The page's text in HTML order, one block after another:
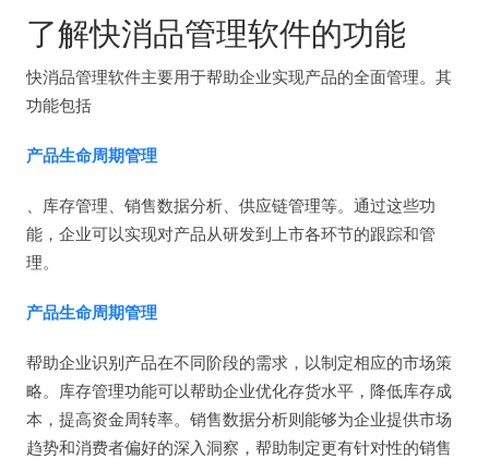
了解快消品管理软件的功能
快消品管理软件主要用于帮助企业实现产品的全面管理。其
功能包括
产品生命周期管理
、库存管理、销售数据分析、供应链管理等。通过这些功
能，企业可以实现对产品从研发到上市各环节的跟踪和管
理。
产品生命周期管理
帮助企业识别产品在不同阶段的需求，以制定相应的市场策
略。库存管理功能可以帮助企业优化存货水平，降低库存成
本，提高资金周转率。销售数据分析则能够为企业提供市场
趋势和消费者偏好的深入洞察，帮助制定更有针对性的销售